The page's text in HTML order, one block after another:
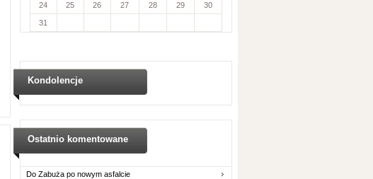
24 25 26 27 28 29 30
31
Kondolencje
Ostatnio komentowane
Do Zabuża po nowym asfalcie